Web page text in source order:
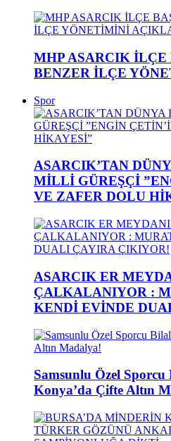
MHP ASARCIK
BENZER İLÇE
Spor
ASARCIK’TAN
MİLLİ GÜREŞÇİ
VE ZAFER DOLU
ASARCIK ER
ÇALKALANIYOR :
KENDİ EVİNDE
Samsunlu Özel Sporcu
Konya’da Çifte Altın